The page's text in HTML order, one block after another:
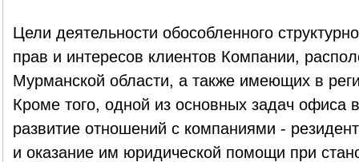
Цели деятельности обособленного
прав и интересов клиентов Компании,
Мурманской области, а также имеющих в
Кроме того, одной из основных задач офиса
развитие отношений с компаниями -
и оказание им юридической помощи при